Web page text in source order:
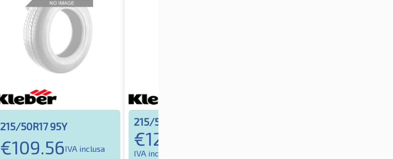
215/50R17 95Y
€109.56IVA inclusa
215/50R17 95W
€1244.99
IVA inclusa